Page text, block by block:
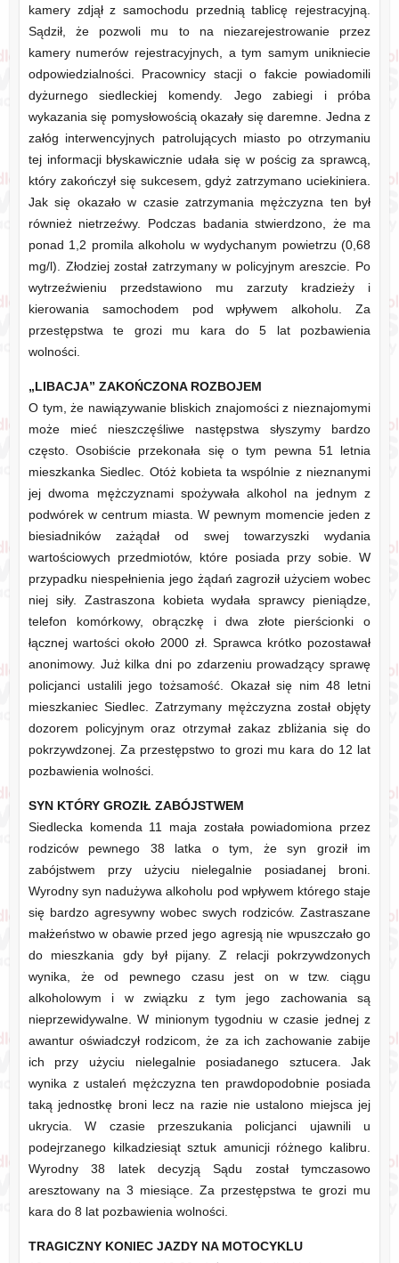
kamery zdjął z samochodu przednią tablicę rejestracyjną.
Sądził, że pozwoli mu to na niezarejestrowanie przez
kamery numerów rejestracyjnych, a tym samym unikniecie
odpowiedzialności. Pracownicy stacji o fakcie powiadomili
dyżurnego siedleckiej komendy. Jego zabiegi i próba
wykazania się pomysłowością okazały się daremne. Jedna z
załóg interwencyjnych patrolujących miasto po otrzymaniu
tej informacji błyskawicznie udała się w pościg za sprawcą,
który zakończył się sukcesem, gdyż zatrzymano uciekiniera.
Jak się okazało w czasie zatrzymania mężczyzna ten był
również nietrzeźwy. Podczas badania stwierdzono, że ma
ponad 1,2 promila alkoholu w wydychanym powietrzu (0,68
mg/l). Złodziej został zatrzymany w policyjnym areszcie. Po
wytrzeźwieniu przedstawiono mu zarzuty kradzieży i
kierowania samochodem pod wpływem alkoholu. Za
przestępstwa te grozi mu kara do 5 lat pozbawienia
wolności.
„LIBACJA” ZAKOŃCZONA ROZBOJEM
O tym, że nawiązywanie bliskich znajomości z nieznajomymi
może mieć nieszczęśliwe następstwa słyszymy bardzo
często. Osobiście przekonała się o tym pewna 51 letnia
mieszkanka Siedlec. Otóż kobieta ta wspólnie z nieznanymi
jej dwoma mężczyznami spożywała alkohol na jednym z
podwórek w centrum miasta. W pewnym momencie jeden z
biesiadników zażądał od swej towarzyszki wydania
wartościowych przedmiotów, które posiada przy sobie. W
przypadku niespełnienia jego żądań zagroził użyciem wobec
niej siły. Zastraszona kobieta wydała sprawcy pieniądze,
telefon komórkowy, obrączkę i dwa złote pierścionki o
łącznej wartości około 2000 zł. Sprawca krótko pozostawał
anonimowy. Już kilka dni po zdarzeniu prowadzący sprawę
policjanci ustalili jego tożsamość. Okazał się nim 48 letni
mieszkaniec Siedlec. Zatrzymany mężczyzna został objęty
dozorem policyjnym oraz otrzymał zakaz zbliżania się do
pokrzywdzonej. Za przestępstwo to grozi mu kara do 12 lat
pozbawienia wolności.
SYN KTÓRY GROZIŁ ZABÓJSTWEM
Siedlecka komenda 11 maja została powiadomiona przez
rodziców pewnego 38 latka o tym, że syn groził im
zabójstwem przy użyciu nielegalnie posiadanej broni.
Wyrodny syn nadużywa alkoholu pod wpływem którego staje
się bardzo agresywny wobec swych rodziców. Zastraszane
małżeństwo w obawie przed jego agresją nie wpuszczało go
do mieszkania gdy był pijany. Z relacji pokrzywdzonych
wynika, że od pewnego czasu jest on w tzw. ciągu
alkoholowym i w związku z tym jego zachowania są
nieprzewidywalne. W minionym tygodniu w czasie jednej z
awantur oświadczył rodzicom, że za ich zachowanie zabije
ich przy użyciu nielegalnie posiadanego sztucera. Jak
wynika z ustaleń mężczyzna ten prawdopodobnie posiada
taką jednostkę broni lecz na razie nie ustalono miejsca jej
ukrycia. W czasie przeszukania policjanci ujawnili u
podejrzanego kilkadziesiąt sztuk amunicji różnego kalibru.
Wyrodny 38 latek decyzją Sądu został tymczasowo
aresztowany na 3 miesiące. Za przestępstwa te grozi mu
kara do 8 lat pozbawienia wolności.
TRAGICZNY KONIEC JAZDY NA MOTOCYKLU